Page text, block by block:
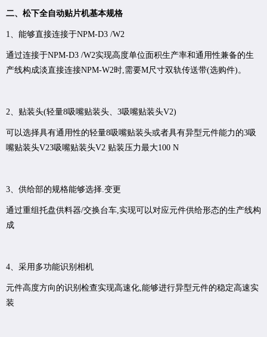
二、松下全自动贴片机基本规格
1、能够直接连接于NPM-D3 /W2
通过连接于NPM-D3 /W2实现高度单位面积生产率和通用性兼备的生
产线构成淡直接连接NPM-W2时,需要M尺寸双轨传送带(选购件)。
2、贴装头(轻量8吸嘴贴装头、3吸嘴贴装头V2)
可以选择具有通用性的轻量8吸嘴贴装头或者具有异型元件能力的3吸
嘴贴装头V23吸嘴贴装头V2 贴装压力最大100 N
3、供给部的规格能够选择.变更
通过重组托盘供料器/交换台车,实现可以对应元件供给形态的生产线构
成
4、采用多功能识别相机
元件高度方向的识别检查实现高速化,能够进行异型元件的稳定高速实
装